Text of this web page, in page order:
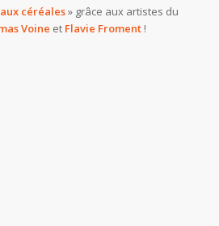
céréales» grâce aux artistes du
Voine et Flavie Froment!